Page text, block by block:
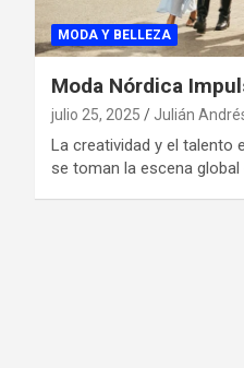
MODA Y BELLEZA
Moda Nórdica
julio 25, 2025 Julián
La creatividad y el talento
se toman la escena global